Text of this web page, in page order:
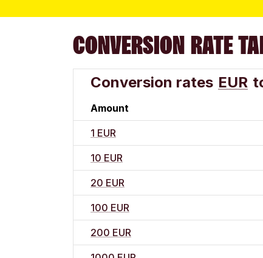
CONVERSION RATE
Conversion rates EUR
Amount
1 EUR
10 EUR
20 EUR
100 EUR
200 EUR